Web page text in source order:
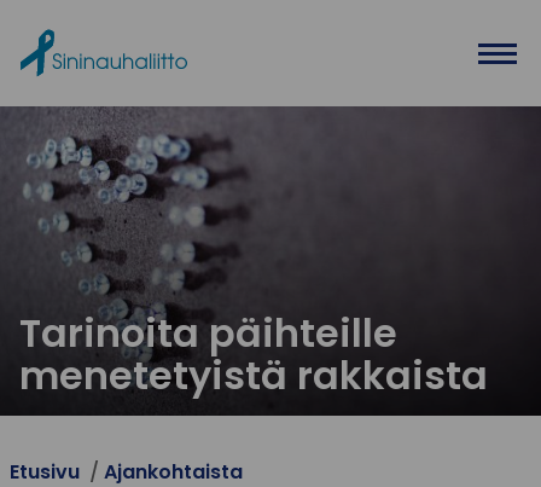
Tarinoita päihteille
menetetyistä rakkaista
Etusivu Ajankohtaista